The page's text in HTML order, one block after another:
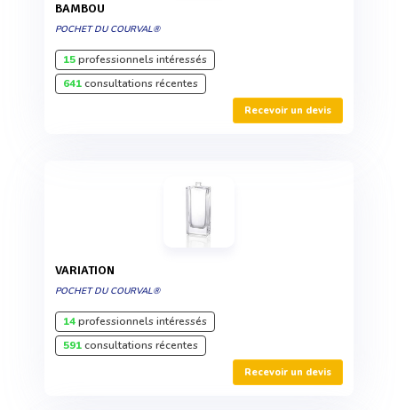
BAMBOU
POCHET DU COURVAL®
15professionnels intéressés
641consultations récentes
Recevoir un devis
VARIATION
POCHET DU COURVAL®
14professionnels intéressés
591consultations récentes
Recevoir un devis